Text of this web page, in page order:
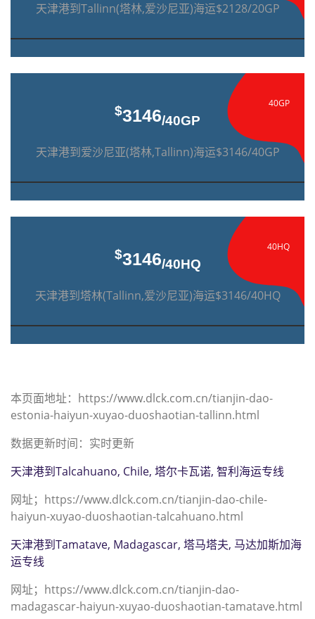
天津港到Tallinn(塔林,爱沙尼亚)海运$2128/20GP
40GP
$3146/40GP
天津港到爱沙尼亚(塔林,Tallinn)海运$3146/40GP
40HQ
$3146/40HQ
天津港到塔林(Tallinn,爱沙尼亚)海运$3146/40HQ
本页面地址：https://www.dlck.com.cn/tianjin-dao-
estonia-haiyun-xuyao-duoshaotian-tallinn.html
数据更新时间：实时更新
天津港到Talcahuano, Chile, 塔尔卡瓦诺, 智利海运专线
网址；https://www.dlck.com.cn/tianjin-dao-chile-
haiyun-xuyao-duoshaotian-talcahuano.html
天津港到Tamatave, Madagascar, 塔马塔夫, 马达加斯加海
运专线
网址；https://www.dlck.com.cn/tianjin-dao-
madagascar-haiyun-xuyao-duoshaotian-tamatave.html